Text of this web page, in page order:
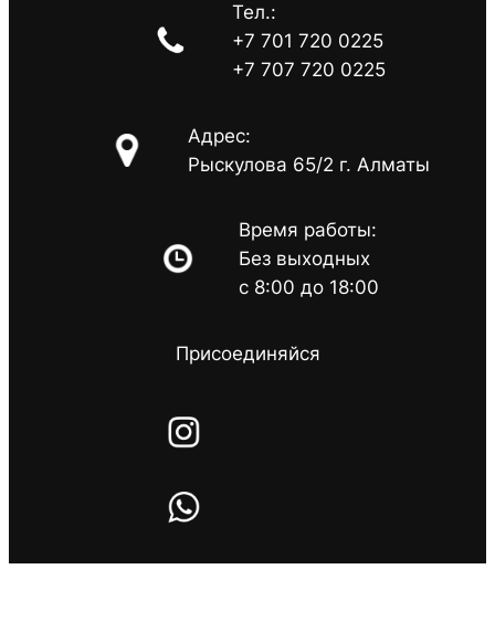
Тел.:
+7 701 720 0225
+7 707 720 0225
Адрес:
Рыскулова 65/2 г. Алматы
Время работы:
Без выходных
с 8:00 до 18:00
Присоединяйся